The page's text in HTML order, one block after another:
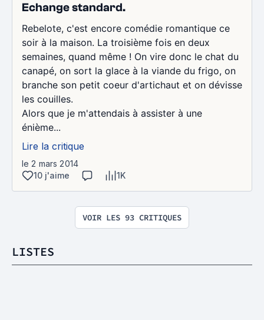
Echange standard.
Rebelote, c'est encore comédie romantique ce
soir à la maison. La troisième fois en deux
semaines, quand même ! On vire donc le chat du
canapé, on sort la glace à la viande du frigo, on
branche son petit coeur d'artichaut et on dévisse
les couilles.
Alors que je m'attendais à assister à une
énième...
Lire la critique
le 2 mars 2014
10 j'aime
1K
VOIR LES 93 CRITIQUES
LISTES